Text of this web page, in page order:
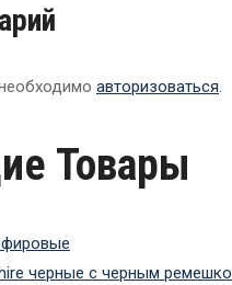
авторизоваться.
Товары
черные с черным